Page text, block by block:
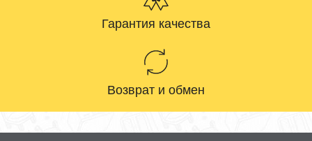
Гарантия качества
Возврат и обмен